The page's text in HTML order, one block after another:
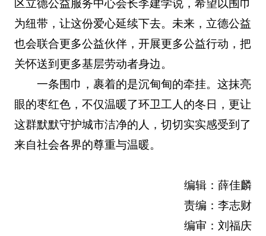
区立德公益服务中心会长李建学说，希望以围巾
为纽带，让这份爱心延续下去。未来，立德公益
也会联合更多公益伙伴，开展更多公益行动，把
关怀送到更多基层劳动者身边。
一条围巾，裹着的是沉甸甸的牵挂。这抹亮
眼的枣红色，不仅温暖了环卫工人的冬日，更让
这群默默守护城市洁净的人，切切实实感受到了
来自社会各界的尊重与温暖。
编辑：薛佳麟
责编：李志财
编审：刘福庆